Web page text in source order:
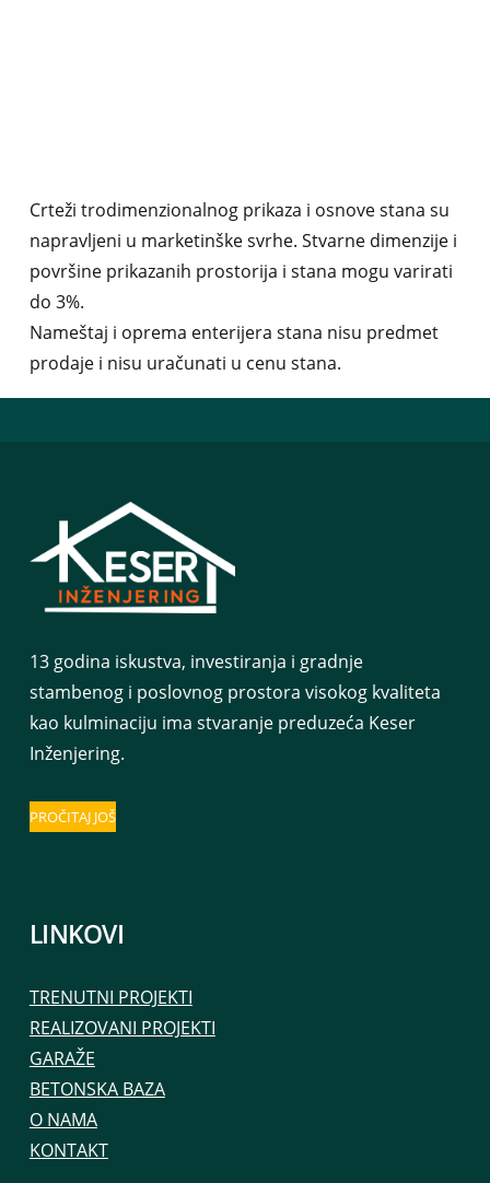
Crteži trodimenzionalnog prikaza i osnove stana su
napravljeni u marketinške svrhe. Stvarne dimenzije i
površine prikazanih prostorija i stana mogu varirati
do 3%.
Nameštaj i oprema enterijera stana nisu predmet
prodaje i nisu uračunati u cenu stana.
13 godina iskustva, investiranja i gradnje
stambenog i poslovnog prostora visokog kvaliteta
kao kulminaciju ima stvaranje preduzeća Keser
Inženjering.
PROČITAJ JOŠ
LINKOVI
TRENUTNI PROJEKTI
REALIZOVANI PROJEKTI
GARAŽE
BETONSKA BAZA
O NAMA
KONTAKT